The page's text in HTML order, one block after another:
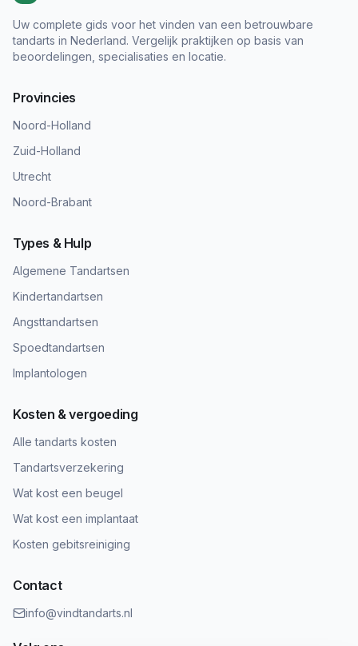
Uw complete gids voor het vinden van een betrouwbare
tandarts in Nederland. Vergelijk praktijken op basis van
beoordelingen, specialisaties en locatie.
Provincies
Noord-Holland
Zuid-Holland
Utrecht
Noord-Brabant
Types & Hulp
Algemene Tandartsen
Kindertandartsen
Angsttandartsen
Spoedtandartsen
Implantologen
Kosten & vergoeding
Alle tandarts kosten
Tandartsverzekering
Wat kost een beugel
Wat kost een implantaat
Kosten gebitsreiniging
Contact
info@vindtandarts.nl